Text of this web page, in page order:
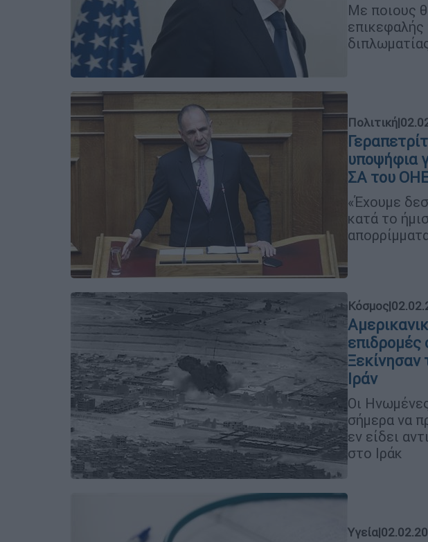
Με ποιους
επικεφαλής
Πολιτική|
υποψήφια
ΣΑ του
«Έχουμε
κατά το
Κόσμος|
επιδρομές
Ξεκίνησαν
Ιράν
Οι
σήμερα να
εν είδει
στο Ιράκ
Υγεία|